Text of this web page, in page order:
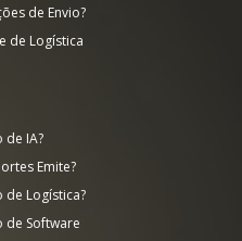
de Envio?
de Logística
de IA?
Emite?
de Logística?
de Software